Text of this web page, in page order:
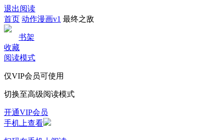
退出阅读
首页 动作漫画v1 最终之敌
书架
收藏
阅读模式
仅VIP会员可使用
切换至高级阅读模式
开通VIP会员
手机上查看